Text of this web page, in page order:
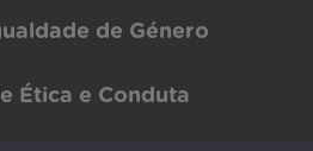
de Género
Ética e Conduta